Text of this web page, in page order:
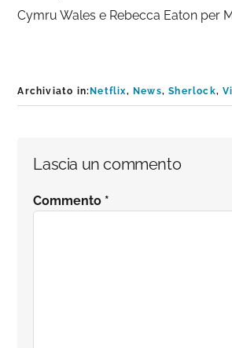
Cymru Wales e Rebecca Eaton per
Archiviato in:Netflix,News,Sherlock,
Interazioni
del
Lascia un commento
Commento *